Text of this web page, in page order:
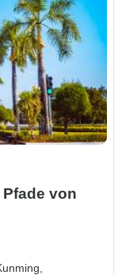
von